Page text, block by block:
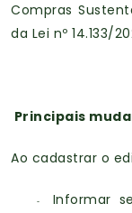
Compras
da Lei nº 14.133/
Principais
Ao cadastrar o
Informar